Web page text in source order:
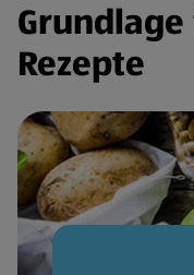
Rezepte